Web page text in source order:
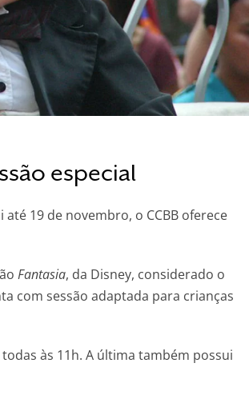
especial
até 19 de novembro, o CCBB oferece
Fantasia, da Disney, considerado o
com sessão adaptada para crianças
às 11h. A última também possui